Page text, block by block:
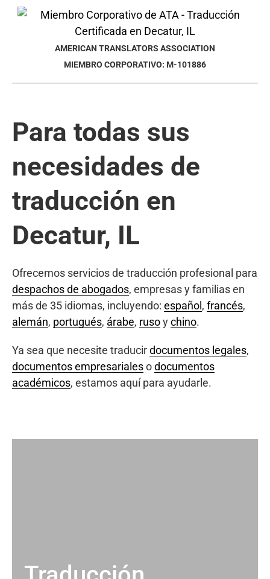
AMERICAN TRANSLATORS ASSOCIATION
MIEMBRO CORPORATIVO: M-101886
Para todas sus
necesidades de
traducción en
Decatur, IL
Ofrecemos servicios de traducción profesional para
despachos de abogados, empresas y familias en
más de 35 idiomas, incluyendo: español , francés,
alemán, portugués, árabe, rusoychino.
Ya sea que necesite traducirdocumentos legales,
documentos empresarialesodocumentos
académicos, estamos aquí para ayudarle.